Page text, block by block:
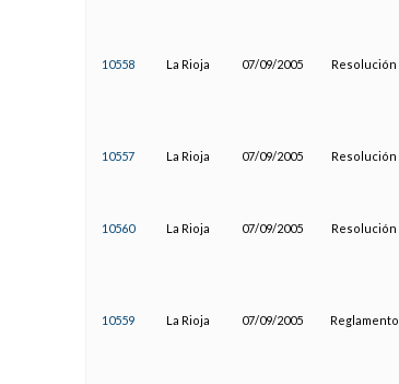
10558 La Rioja 07/09/2005 Resolución
10557 La Rioja 07/09/2005 Resolución
10560 La Rioja 07/09/2005 Resolución
10559 La Rioja 07/09/2005 Reglamento